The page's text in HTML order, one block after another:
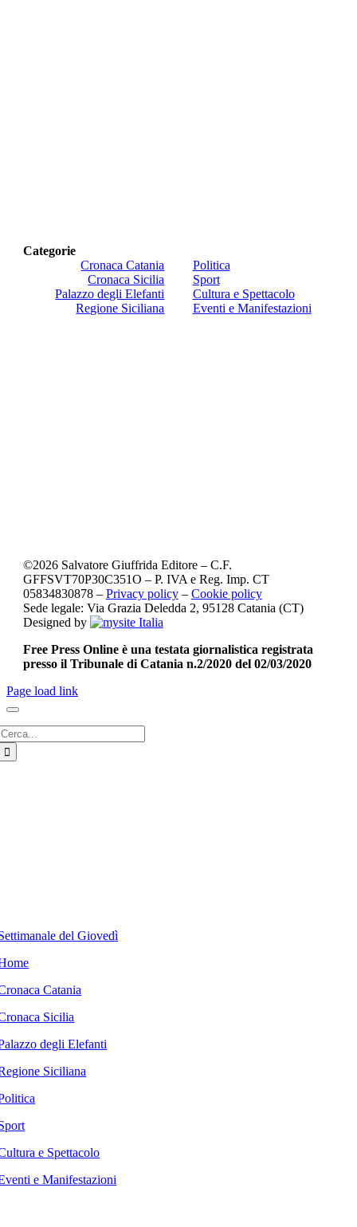
Categorie
Cronaca Catania
Cronaca Sicilia
Palazzo degli Elefanti
Regione Siciliana
Politica
Sport
Cultura e Spettacolo
Eventi e Manifestazioni
©2026Salvatore Giuffrida Editore – C.F.
GFFSVT70P30C351O – P. IVA e Reg. Imp. CT
05834830878 – Privacy policy– Cookie policy
Sede legale: Via Grazia Deledda 2, 95128 Catania (CT)
Designed by
Free Press Online è una testata giornalistica registrata
presso il Tribunale di Catania n.2/2020 del 02/03/2020
Page load link
del Giovedì
Catania
Sicilia
degli Elefanti
Siciliana
e Spettacolo
e Manifestazioni